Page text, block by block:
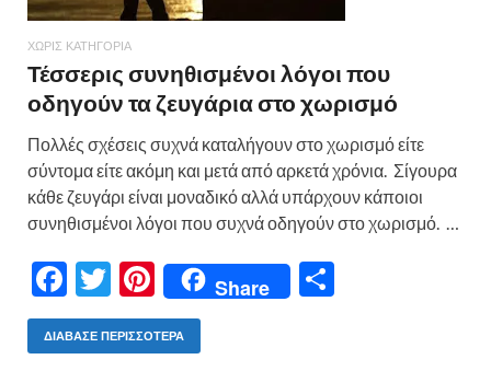
ΧΩΡΊΣ ΚΑΤΗΓΟΡΊΑ
Τέσσερις συνηθισμένοι λόγοι που
οδηγούν τα ζευγάρια στο χωρισμό
Πολλές σχέσεις συχνά καταλήγουν στο χωρισμό είτε
σύντομα είτε ακόμη και μετά από αρκετά χρόνια. Σίγουρα
κάθε ζευγάρι είναι μοναδικό αλλά υπάρχουν κάποιοι
συνηθισμένοι λόγοι που συχνά οδηγούν στο χωρισμό. …
F
ac
e
T
w
itt
Pi
nt
er
Share
ΔΙΆΒΑΣΕ ΠΕΡΙΣΣΌΤΕΡΑ